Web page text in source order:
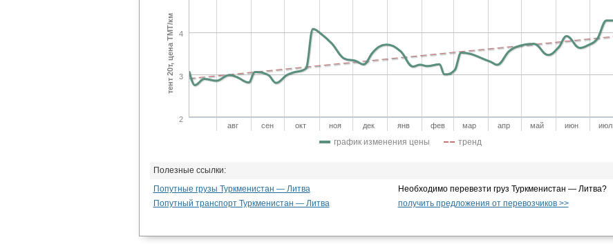
график изменения цены тренд
авг сен окт ноя дек янв фев мар апр май июн июл
2
3
4
тент 20т, цена TMT/км
Полезные ссылки:
Попутные грузы Туркменистан — Литва
Необходимо перевезти груз Туркменистан — Литва?
Попутный транспорт Туркменистан — Литва
получить предложения от перевозчиков >>